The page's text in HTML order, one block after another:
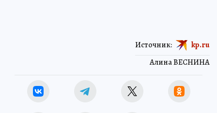
Алина ВЕСНИНА
Источник: kp.ru